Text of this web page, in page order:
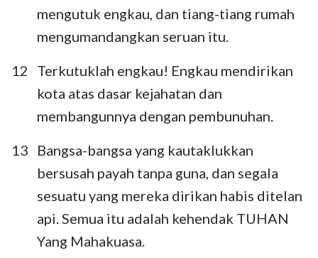
mengutuk engkau, dan tiang-tiang rumah
mengumandangkan seruan itu.
12
Terkutuklah engkau! Engkau mendirikan
kota atas dasar kejahatan dan
membangunnya dengan pembunuhan.
13
Bangsa-bangsa yang kautaklukkan
bersusah payah tanpa guna, dan segala
sesuatu yang mereka dirikan habis ditelan
api. Semua itu adalah kehendak TUHAN
Yang Mahakuasa.